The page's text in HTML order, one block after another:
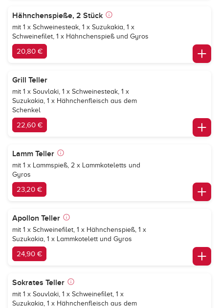
Hähnchenspieße, 2 Stück
mit 1 x Schweinesteak, 1 x Suzukakia, 1 x
Schweinefilet, 1 x Hähnchenspieß und Gyros
20,80 €
Grill Teller
mit 1 x Souvlaki, 1 x Schweinesteak, 1 x
Suzukakia, 1 x Hähnchenfleisch aus dem
Schenkel
22,60 €
Lamm Teller
mit 1 x Lammspieß, 2 x Lammkoteletts und
Gyros
23,20 €
Apollon Teller
mit 1 x Schweinefilet, 1 x Hähnchenspieß, 1 x
Suzukakia, 1 x Lammkotelett und Gyros
24,90 €
Sokrates Teller
mit 1 x Souvlaki, 1 x Schweinefilet, 1 x
Suzukakia, 1 x Hähnchenfleisch aus dem